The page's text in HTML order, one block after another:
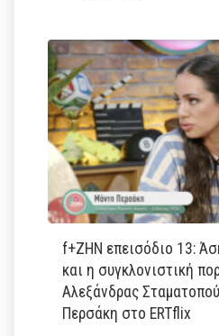
f+ΖΗΝ επεισόδιο 13:
και η συγκλονιστική
Αλεξάνδρας
Περσάκη στο ERTflix